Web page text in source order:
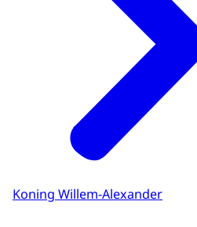
Koning Willem-Alexander